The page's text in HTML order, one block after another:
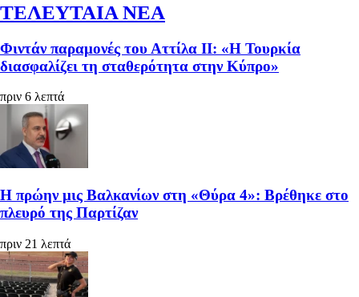
ΤΕΛΕΥΤΑΙΑ ΝΕΑ
Φιντάν παραμονές του Αττίλα ΙΙ: «Η Τουρκία
διασφαλίζει τη σταθερότητα στην Κύπρο»
πριν 6 λεπτά
Η πρώην μις Βαλκανίων στη «Θύρα 4»: Βρέθηκε στο
πλευρό της Παρτίζαν
πριν 21 λεπτά